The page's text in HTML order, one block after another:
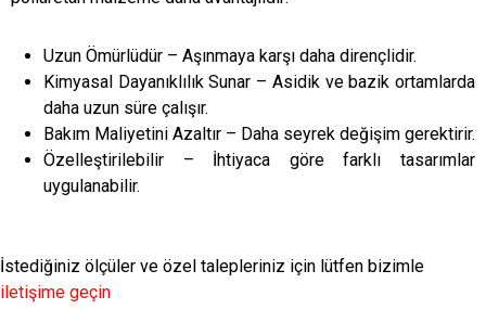
Uzun Ömürlüdür – Aşınmaya karşı daha dirençlidir.
Kimyasal Dayanıklılık Sunar – Asidik ve bazik ortamlarda
daha uzun süre çalışır.
Bakım Maliyetini Azaltır – Daha seyrek değişim gerektirir.
Özelleştirilebilir – İhtiyaca göre farklı tasarımlar
uygulanabilir.
İstediğiniz ölçüler ve özel talepleriniz için lütfen bizimle
iletişime geçin